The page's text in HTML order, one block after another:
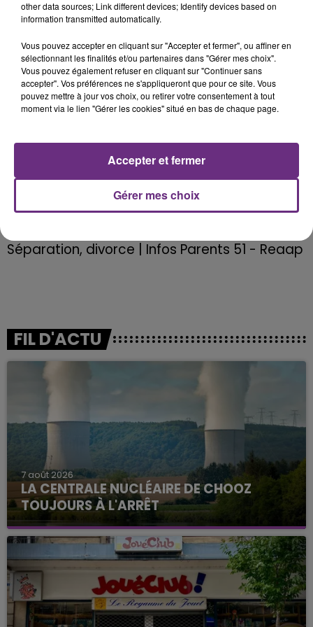
vacances scolaires et peuvent se dérouler
dans différentes communes du
département.
Les séances sont gratuites et financées par
le Réseau d’Écoute, d’Appui et
d’Accompagnement des Parents .
Pour plus d’information, n’hésitez pas à
contacter l’une ou l’autre des associations
qui anime ces groupes
Aretaf : 03 26 88 41 55
Séparation, divorce | Infos Parents 51 - Reaap
FIL D'ACTU
7 août 2026
LA CENTRALE NUCLÉAIRE DE CHOOZ
TOUJOURS À L'ARRÊT
Cela fait déjà une semaine que la centrale
nucléaire ardennaise est à l'arrêt. Une situation
justifiée par la sécheresse intense qui est toujours
présente.
other data sources; Link different devices; Identify devices based on
information transmitted automatically.
Vous pouvez accepter en cliquant sur "Accepter et fermer", ou affiner en
sélectionnant les finalités et/ou partenaires dans "Gérer mes choix".
Vous pouvez également refuser en cliquant sur "Continuer sans
accepter". Vos préférences ne s'appliqueront que pour ce site. Vous
pouvez mettre à jour vos choix, ou retirer votre consentement à tout
moment via le lien "Gérer les cookies" situé en bas de chaque page.
Gérer mes choix
Accepter et fermer